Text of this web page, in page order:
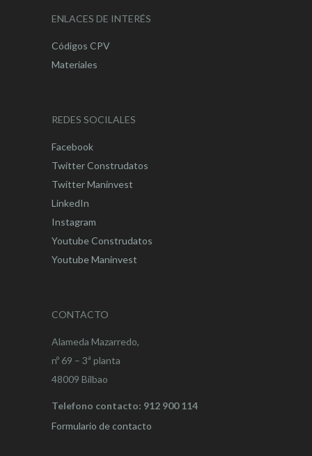
ENLACES DE INTERÉS
Códigos CPV
Materiales
REDES SOCILALES
Facebook
Twitter Construdatos
Twitter Maninvest
LinkedIn
Instagram
Youtube Construdatos
Youtube Maninvest
CONTACTO
Alameda Mazarredo,
nº 69 – 3ª planta
48009 Bilbao
Telefono contacto: 912 900 114
Formulario de contacto